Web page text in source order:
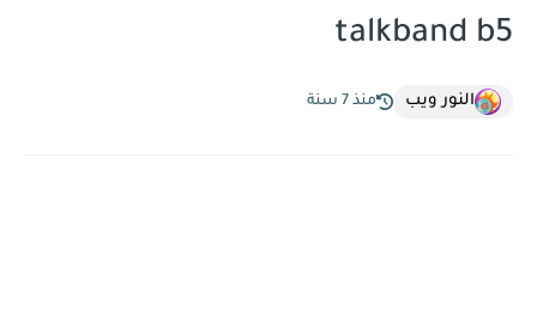
talkband b5
النور ويب منذ 7 سنة